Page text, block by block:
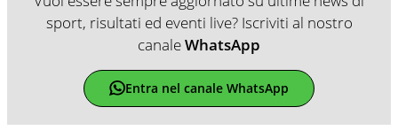
sport, risultati ed eventi live? Iscriviti al nostro
canaleWhatsApp
Entra nel canale WhatsApp